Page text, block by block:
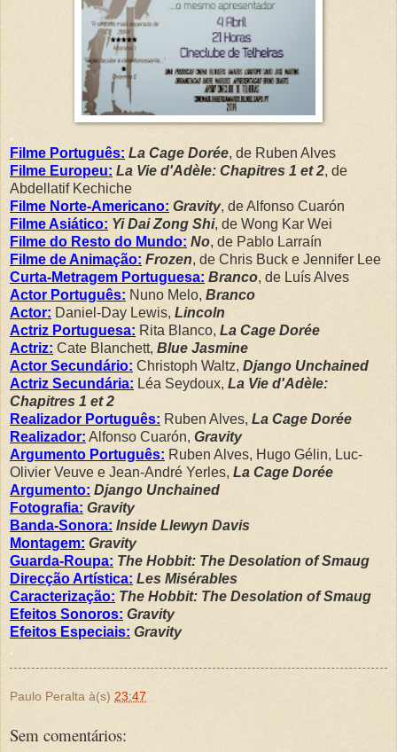
.
Filme Português: La Cage Dorée, de Ruben Alves
Filme Europeu: La Vie d'Adèle: Chapitres 1 et 2, de
Abdellatif Kechiche
Filme Norte-Americano: Gravity, de Alfonso Cuarón
Filme Asiático: Yi Dai Zong Shi, de Wong Kar Wei
Filme do Resto do Mundo: No, de Pablo Larraín
Filme de Animação: Frozen, de Chris Buck e Jennifer Lee
Curta-Metragem Portuguesa: Branco, de Luís Alves
Actor Português: Nuno Melo, Branco
Actor: Daniel-Day Lewis, Lincoln
Actriz Portuguesa: Rita Blanco, La Cage Dorée
Actriz: Cate Blanchett, Blue Jasmine
Actor Secundário: Christoph Waltz, Django Unchained
Actriz Secundária: Léa Seydoux, La Vie d'Adèle:
Chapitres 1 et 2
Realizador Português: Ruben Alves, La Cage Dorée
Realizador: Alfonso Cuarón, Gravity
Argumento Português: Ruben Alves, Hugo Gélin, Luc-
Olivier Veuve e Jean-André Yerles, La Cage Dorée
Argumento: Django Unchained
Fotografia: Gravity
Banda-Sonora: Inside Llewyn Davis
Montagem: Gravity
Guarda-Roupa: The Hobbit: The Desolation of Smaug
Direcção Artística: Les Misérables
Caracterização: The Hobbit: The Desolation of Smaug
Efeitos Sonoros: Gravity
Efeitos Especiais: Gravity
.
Paulo Peralta à(s) 23:47
Sem comentários: